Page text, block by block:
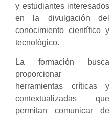
y estudiantes interesados
en la divulgación del
conocimiento científico y
tecnológico.
La formación busca
proporcionar
herramientas críticas y
contextualizadas que
permitan comunicar de